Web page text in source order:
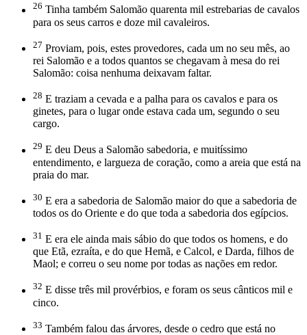
26 Tinha também Salomão quarenta mil estrebarias de cavalos
para os seus carros e doze mil cavaleiros.
27 Proviam, pois, estes provedores, cada um no seu mês, ao
rei Salomão e a todos quantos se chegavam à mesa do rei
Salomão: coisa nenhuma deixavam faltar.
28 E traziam a cevada e a palha para os cavalos e para os
ginetes, para o lugar onde estava cada um, segundo o seu
cargo.
29 E deu Deus a Salomão sabedoria, e muitíssimo
entendimento, e largueza de coração, como a areia que está na
praia do mar.
30 E era a sabedoria de Salomão maior do que a sabedoria de
todos os do Oriente e do que toda a sabedoria dos egípcios.
31 E era ele ainda mais sábio do que todos os homens, e do
que Etã, ezraíta, e do que Hemã, e Calcol, e Darda, filhos de
Maol; e correu o seu nome por todas as nações em redor.
32 E disse três mil provérbios, e foram os seus cânticos mil e
cinco.
33 Também falou das árvores, desde o cedro que está no